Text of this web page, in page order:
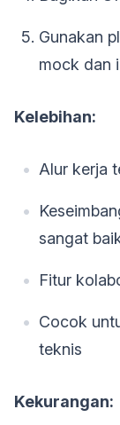
Gunakan
mock dan
Kelebihan:
Alur kerja
sangat
Fitur
Cocok
teknis
Kekurangan: